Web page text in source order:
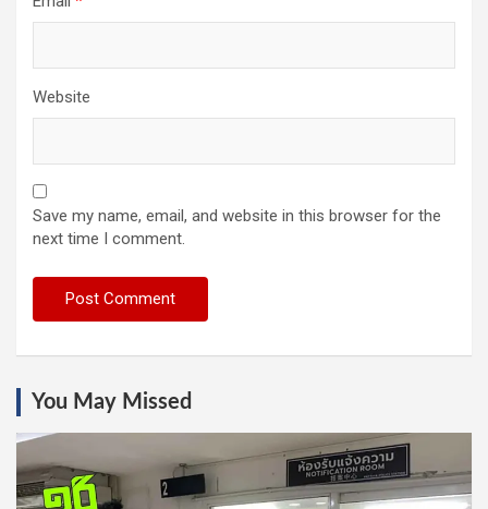
Website
Save my name, email, and website in this browser for the
next time I comment.
You May Missed